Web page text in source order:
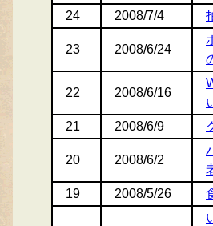
24
2008/7/4
23 2008/6/24
22 2008/6/16
21
2008/6/9
20 2008/6/2
19
2008/5/26